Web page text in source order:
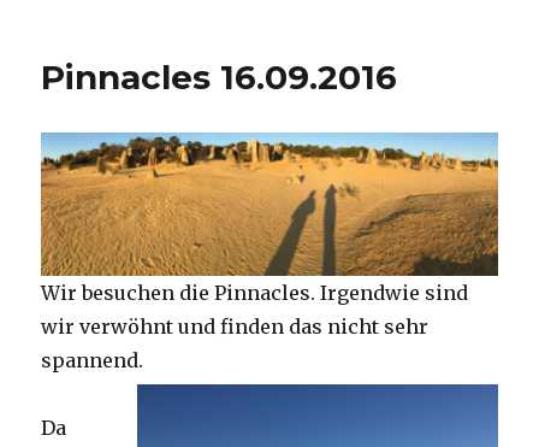
Pinnacles 16.09.2016
Wir besuchen die Pinnacles. Irgendwie sind
wir verwöhnt und finden das nicht sehr
spannend.
Da